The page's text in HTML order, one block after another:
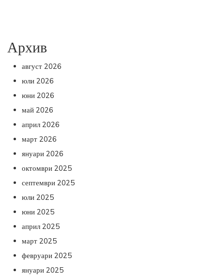
Архив
август 2026
юли 2026
юни 2026
май 2026
април 2026
март 2026
януари 2026
октомври 2025
септември 2025
юли 2025
юни 2025
април 2025
март 2025
февруари 2025
януари 2025